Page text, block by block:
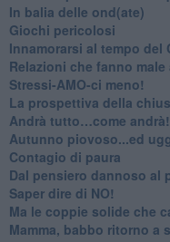
​In balia delle ond(ate)
Giochi pericolosi
Innamorarsi al tempo del
​Relazioni che fanno male
​Stressi-AMO-ci meno!
​La prospettiva della
​Andrà tutto…come andrà!
Autunno piovoso...ed
​Contagio di paura
​Dal pensiero dannoso al
​Saper dire di NO!
​Ma le coppie solide che
​Mamma, babbo ritorno a